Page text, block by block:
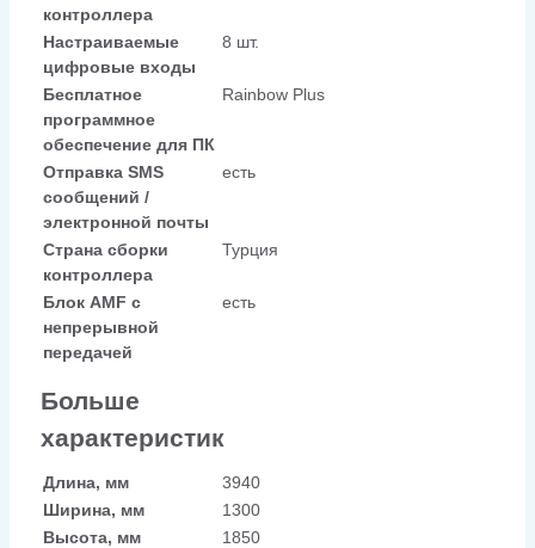
контроллера
Настраиваемые
цифровые входы
8 шт.
Бесплатное
программное
обеспечение для ПК
Rainbow Plus
Отправка SMS
сообщений /
электронной почты
есть
Страна сборки
контроллера
Турция
Блок AMF с
непрерывной
передачей
есть
Больше
характеристик
Длина, мм
3940
Ширина, мм
1300
Высота, мм
1850